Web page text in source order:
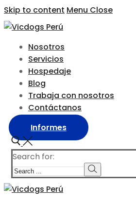
Skip to content Menu Close
Nosotros
Servicios
Hospedaje
Blog
Trabaja con nosotros
Contáctanos
Informes
Search for: